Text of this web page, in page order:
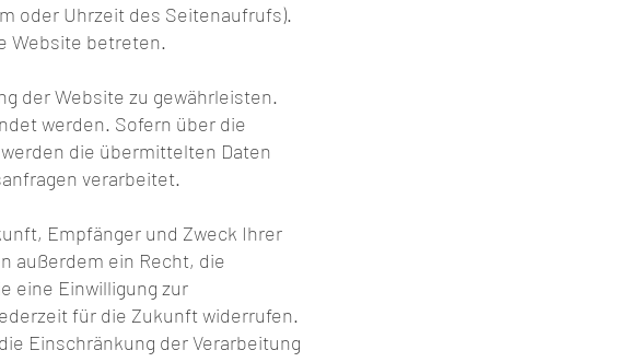
oder Uhrzeit des Seitenaufrufs).
Website betreten.
der Website zu gewährleisten.
werden. Sofern über die
die übermittelten Daten
verarbeitet.
Empfänger und Zweck Ihrer
außerdem ein Recht, die
eine Einwilligung zur
für die Zukunft widerrufen.
Einschränkung der Verarbeitung